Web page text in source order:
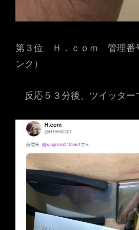
第３位 Ｈ．ｃｏｍ 管理番
ンク）
反応５３分後、ツイッター